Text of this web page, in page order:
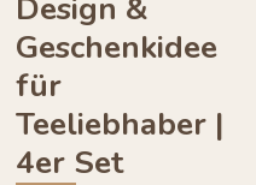
Design &
Geschenkidee
für
Teeliebhaber |
4er Set